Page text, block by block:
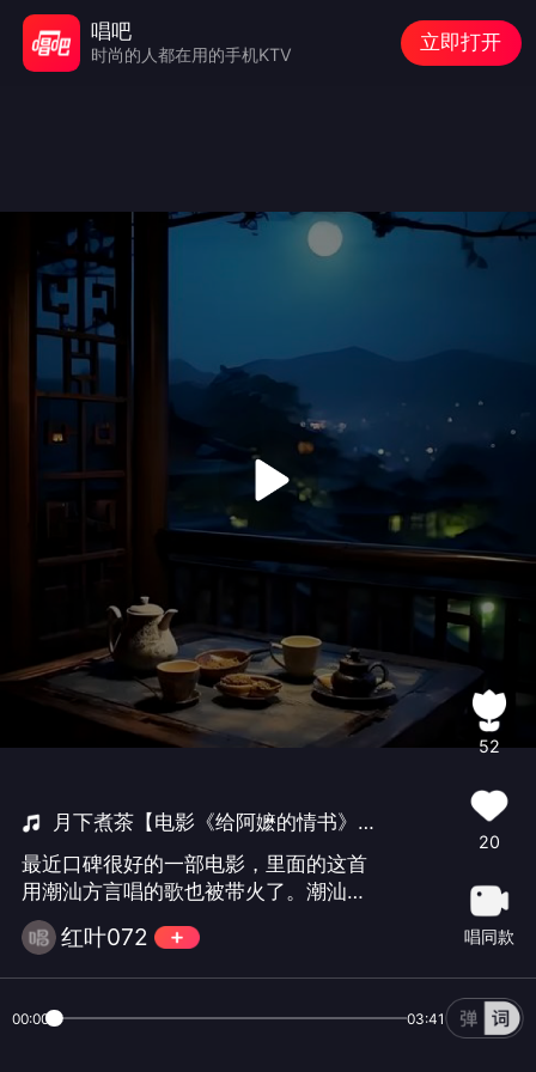
月下煮茶【电影《给阿嬷的情书》主题曲】
最近口碑很好的一部电影，里面的这首
用潮汕方言唱的歌也被带火了。潮汕方
言是闽南语系的，所以我也来唱一下。
红叶072
52
20
唱同款
00:00 03:41
唱吧
时尚的人都在用的手机KTV
立即打开